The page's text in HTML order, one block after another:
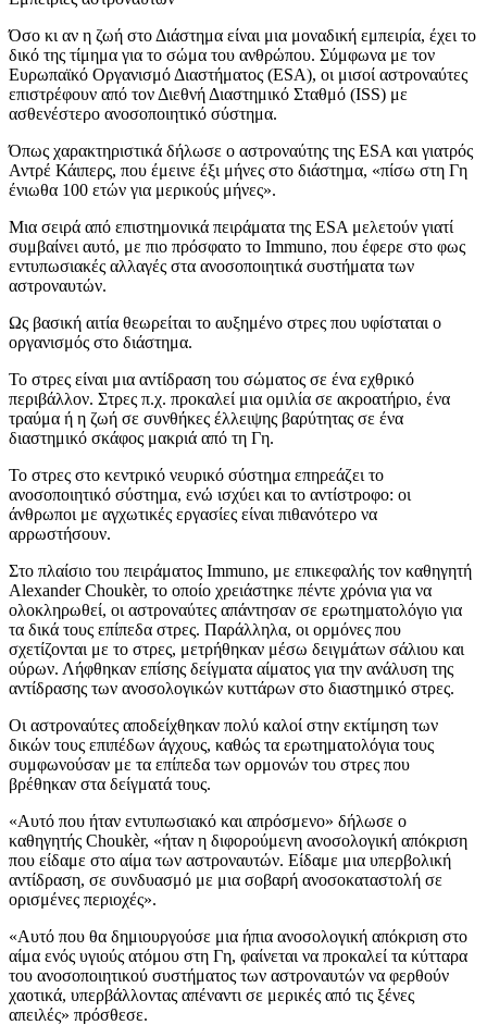
Όσο κι αν η ζωή στο Διάστημα είναι μια μοναδική εμπειρία, έχει το
δικό της τίμημα για το σώμα του ανθρώπου. Σύμφωνα με τον
Ευρωπαϊκό Οργανισμό Διαστήματος (ESA), οι μισοί αστροναύτες
επιστρέφουν από τον Διεθνή Διαστημικό Σταθμό (ISS) με
ασθενέστερο ανοσοποιητικό σύστημα.
Όπως χαρακτηριστικά δήλωσε ο αστροναύτης της ESA και γιατρός
Αντρέ Κάιπερς, που έμεινε έξι μήνες στο διάστημα, «πίσω στη Γη
ένιωθα 100 ετών για μερικούς μήνες».
Μια σειρά από επιστημονικά πειράματα της ESA μελετούν γιατί
συμβαίνει αυτό, με πιο πρόσφατο το Immuno, που έφερε στο φως
εντυπωσιακές αλλαγές στα ανοσοποιητικά συστήματα των
αστροναυτών.
Ως βασική αιτία θεωρείται το αυξημένο στρες που υφίσταται ο
οργανισμός στο διάστημα.
Το στρες είναι μια αντίδραση του σώματος σε ένα εχθρικό
περιβάλλον. Στρες π.χ. προκαλεί μια ομιλία σε ακροατήριο, ένα
τραύμα ή η ζωή σε συνθήκες έλλειψης βαρύτητας σε ένα
διαστημικό σκάφος μακριά από τη Γη.
Το στρες στο κεντρικό νευρικό σύστημα επηρεάζει το
ανοσοποιητικό σύστημα, ενώ ισχύει και το αντίστροφο: οι
άνθρωποι με αγχωτικές εργασίες είναι πιθανότερο να
αρρωστήσουν.
Στο πλαίσιο του πειράματος Immuno, με επικεφαλής τον καθηγητή
Alexander Choukèr, το οποίο χρειάστηκε πέντε χρόνια για να
ολοκληρωθεί, οι αστροναύτες απάντησαν σε ερωτηματολόγιο για
τα δικά τους επίπεδα στρες. Παράλληλα, οι ορμόνες που
σχετίζονται με το στρες, μετρήθηκαν μέσω δειγμάτων σάλιου και
ούρων. Λήφθηκαν επίσης δείγματα αίματος για την ανάλυση της
αντίδρασης των ανοσολογικών κυττάρων στο διαστημικό στρες.
Οι αστροναύτες αποδείχθηκαν πολύ καλοί στην εκτίμηση των
δικών τους επιπέδων άγχους, καθώς τα ερωτηματολόγια τους
συμφωνούσαν με τα επίπεδα των ορμονών του στρες που
βρέθηκαν στα δείγματά τους.
«Αυτό που ήταν εντυπωσιακό και απρόσμενο» δήλωσε ο
καθηγητής Choukèr, «ήταν η διφορούμενη ανοσολογική απόκριση
που είδαμε στο αίμα των αστροναυτών. Είδαμε μια υπερβολική
αντίδραση, σε συνδυασμό με μια σοβαρή ανοσοκαταστολή σε
ορισμένες περιοχές».
«Αυτό που θα δημιουργούσε μια ήπια ανοσολογική απόκριση στο
αίμα ενός υγιούς ατόμου στη Γη, φαίνεται να προκαλεί τα κύτταρα
του ανοσοποιητικού συστήματος των αστροναυτών να φερθούν
χαοτικά, υπερβάλλοντας απέναντι σε μερικές από τις ξένες
απειλές» πρόσθεσε.